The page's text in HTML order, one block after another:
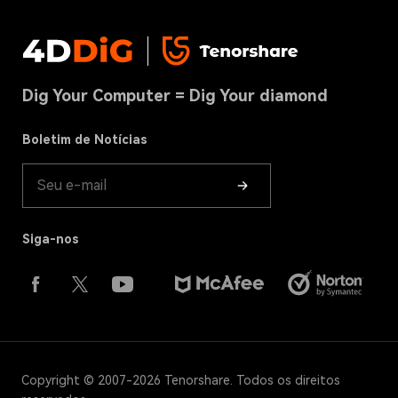
Recursos
Termos & Condições
Política de Cookies (ATUALIZADO)
Contatos
Dig Your Computer = Dig Your diamond
Boletim de Notícias
Siga-nos
Copyright © 2007-2026 Tenorshare. Todos os direitos